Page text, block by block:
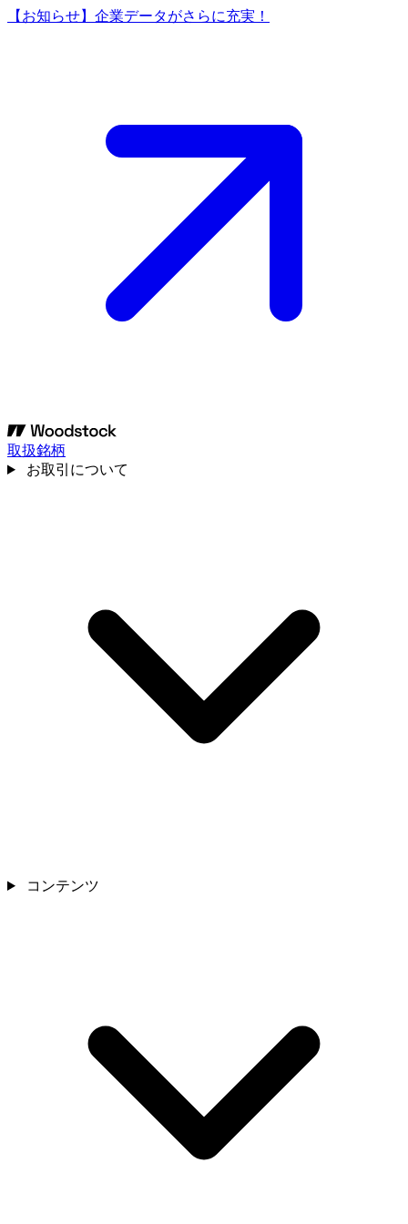
【お知らせ】企業データがさらに充実！
取扱銘柄
お取引について
コンテンツ